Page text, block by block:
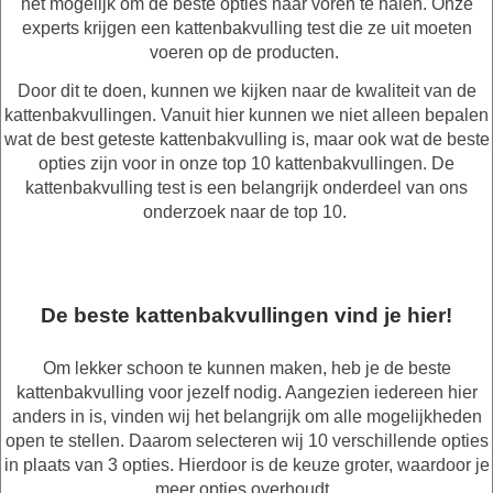
het mogelijk om de beste opties naar voren te halen. Onze
experts krijgen een kattenbakvulling test die ze uit moeten
voeren op de producten.
Door dit te doen, kunnen we kijken naar de kwaliteit van de
kattenbakvullingen. Vanuit hier kunnen we niet alleen bepalen
wat de best geteste kattenbakvulling is, maar ook wat de beste
opties zijn voor in onze top 10 kattenbakvullingen. De
kattenbakvulling test is een belangrijk onderdeel van ons
onderzoek naar de top 10.
De beste kattenbakvullingen vind je hier!
Om lekker schoon te kunnen maken, heb je de beste
kattenbakvulling voor jezelf nodig. Aangezien iedereen hier
anders in is, vinden wij het belangrijk om alle mogelijkheden
open te stellen. Daarom selecteren wij 10 verschillende opties
in plaats van 3 opties. Hierdoor is de keuze groter, waardoor je